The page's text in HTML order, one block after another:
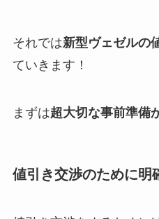
それでは新型ヴェゼルの
ていきます！
まずは超大切な事前準備
値引き交渉のために明